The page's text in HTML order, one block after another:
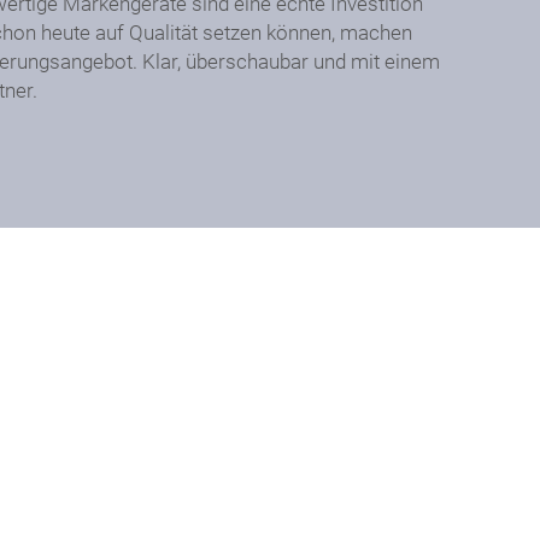
heute auf Qualität setzen können, machen
Klar, überschaubar und mit einem